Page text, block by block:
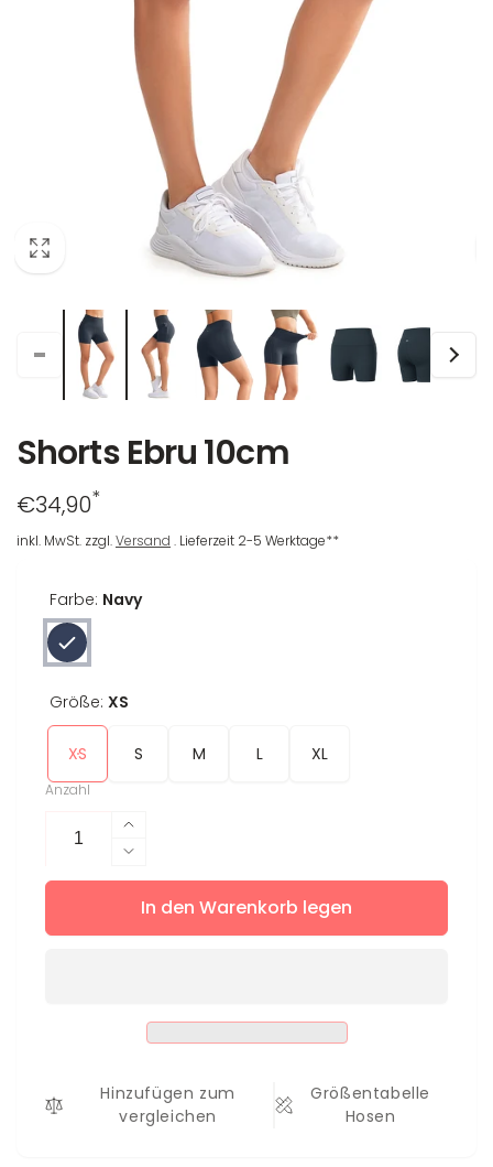
Shorts Ebru 10cm
Regulärer
Preis
€34,90*
inkl. MwSt. zzgl.Versand . Lieferzeit 2-5 Werktage**
Farbe: Navy
Größe: XS
XS S M L XL
Anzahl
Erhöhe
die
Menge
für
Verringere
die
Menge
für
In den Warenkorb legen
Hinzufügen zum
vergleichen
Größentabelle
Hosen